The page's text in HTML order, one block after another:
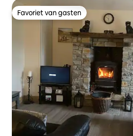
Favoriet van gasten
Favoriet van gasten